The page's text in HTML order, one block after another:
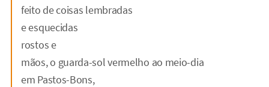
feito de coisas lembradas
e esquecidas
rostos e
mãos, o guarda-sol vermelho ao meio-dia
em Pastos-Bons,